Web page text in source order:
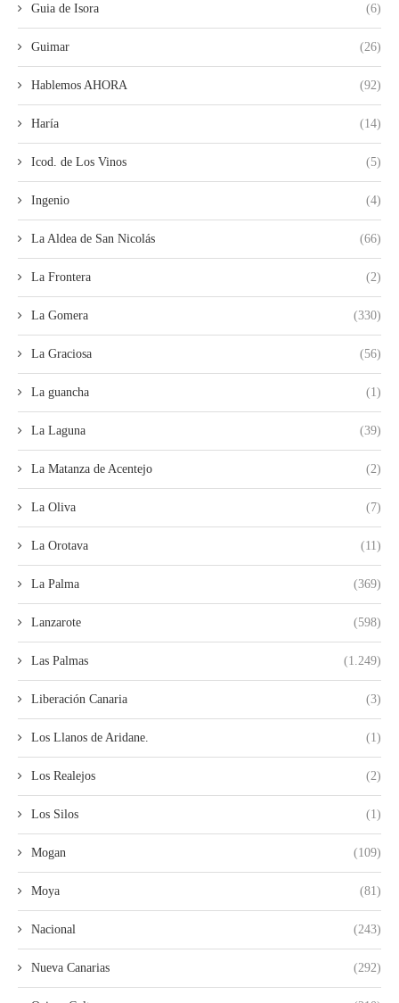
Guia de Isora (6)
Guimar (26)
Hablemos AHORA (92)
Haría (14)
Icod. de Los Vinos (5)
Ingenio (4)
La Aldea de San Nicolás (66)
La Frontera (2)
La Gomera (330)
La Graciosa (56)
La guancha (1)
La Laguna (39)
La Matanza de Acentejo (2)
La Oliva (7)
La Orotava (11)
La Palma (369)
Lanzarote (598)
Las Palmas (1.249)
Liberación Canaria (3)
Los Llanos de Aridane. (1)
Los Realejos (2)
Los Silos (1)
Mogan (109)
Moya (81)
Nacional (243)
Nueva Canarias (292)